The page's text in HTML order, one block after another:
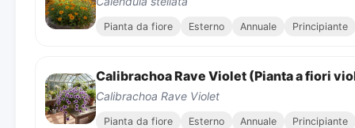
Pianta da fiore Esterno Annuale Principiante
Calibrachoa Rave Violet (Pianta a fiori
Calibrachoa Rave Violet
Pianta da fiore Esterno Annuale Principiante